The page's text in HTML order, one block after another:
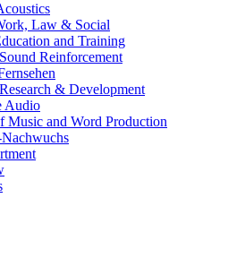
Law & Social
and Training
Reinforcement
& Development
Audio
Music and Word Production